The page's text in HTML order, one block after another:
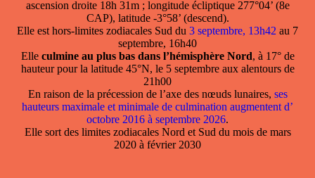
ascension droite 18h 31m ; longitude écliptique 277°04’ (8e
CAP), latitude -3°58’ (descend).
Elle est hors-limites zodiacales Sud du 3 septembre, 13h42 au 7
septembre, 16h40
Elle culmine au plus bas dans l’hémisphère Nord, à 17° de
hauteur pour la latitude 45°N, le 5 septembre aux alentours de
21h00
En raison de la précession de l’axe des nœuds lunaires, ses
hauteurs maximale et minimale de culmination augmentent d’
octobre 2016 à septembre 2026.
Elle sort des limites zodiacales Nord et Sud du mois de mars
2020 à février 2030